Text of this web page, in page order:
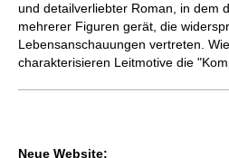
und detailverliebter Roman, in dem
mehrerer Figuren gerät, die
Lebensanschauungen vertreten.
charakterisieren Leitmotive die
Neue Website: